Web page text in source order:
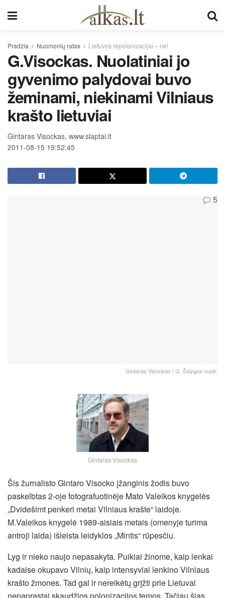
Pradžia Nuomonių ratas Lietuvos repolonizacijai – ne!
G.Visockas. Nuolatiniai jo
gyvenimo palydovai buvo
žeminami, niekinami Vilniaus
krašto lietuviai
Gintaras Visockas, www.slaptai.lt
2011-08-15 19:52:45
5
Gintaras Visockas | G. Šalygos nuotr.
Gintaras Visockas
Šis žurnalisto Gintaro Visocko įžanginis žodis buvo
paskelbtas 2-oje fotografuotinėje Mato Valeikos knygelės
„Dvidešimt penkeri metai Vilniaus krašte“ laidoje.
M.Valeikos knygelė 1989-aisiais metais (omenyje turima
antroji laida) išleista leidyklos „Mintis“ rūpesčiu.
Lyg ir nieko naujo nepasakyta. Puikiai žinome, kaip lenkai
kadaise okupavo Vilnių, kaip intensyviai lenkino Vilniaus
krašto žmones. Tad gal ir nereikėtų grįžti prie Lietuvai